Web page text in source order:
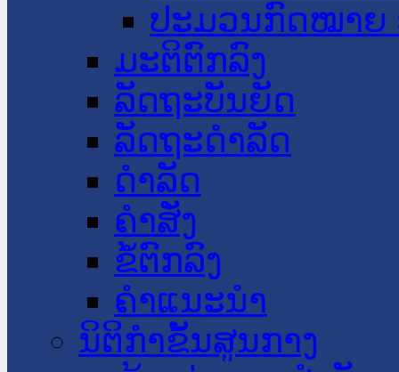
ປະມວນກົດໝາຍ
ມະຕິຕົກລົງ
ລັດຖະບັນຍັດ
ລັດຖະດໍາລັດ
ດໍາລັດ
ຄໍາສັ່ງ
ຂໍ້ຕົກລົງ
ຄໍາແນະນໍາ
ນິຕິກຳຂັ້ນສູນກາງ